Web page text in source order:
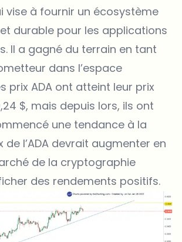
vise à fournir un écosystème
durable pour les applications
Il a gagné du terrain en tant
dans l’espace
prix ADA ont atteint leur prix
$, mais depuis lors, ils ont
une tendance à la
de l’ADA devrait augmenter en
de la cryptographie
des rendements positifs.